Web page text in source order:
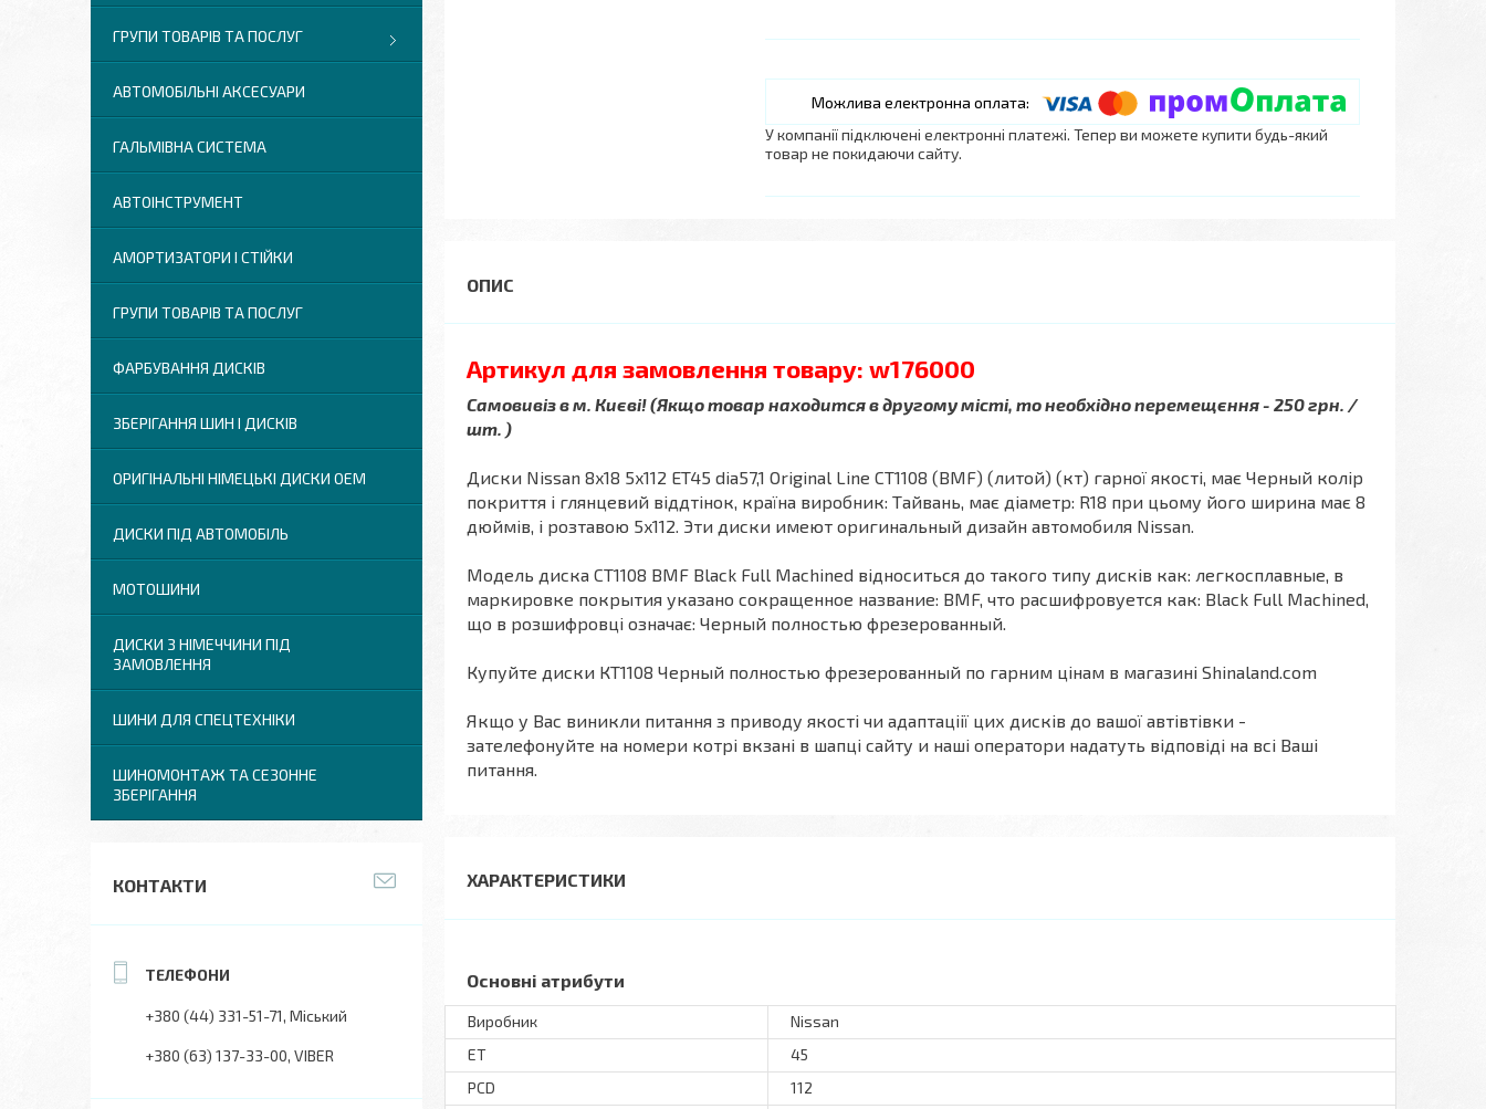
У компанії підключені електронні платежі. Тепер ви можете купити будь-який
товар не покидаючи сайту.
Артикул для замовлення товару: w176000
Самовивіз в м. Києві! (Якщо товар находится в другому місті, то необхідно перемещєння - 250 грн. /
шт. )
Диски Nissan 8x18 5x112 ET45 dia57,1 Original Line CT1108 (BMF) (литой) (кт) гарної якості, має Черный колір
покриття і глянцевий віддтінок, країна виробник: Тайвань, має діаметр: R18 при цьому його ширина має 8
дюймів, і розтавою 5x112. Эти диски имеют оригинальный дизайн автомобиля Nissan.
Модель диска CT1108 BMF Black Full Machined відноситься до такого типу дисків как: легкосплавные, в
маркировке покрытия указано сокращенное название: BMF, что расшифровуется как: Black Full Machined,
що в розшифровці означає: Черный полностью фрезерованный.
Купуйте диски КТ1108 Черный полностью фрезерованный по гарним цінам в магазині Shinaland.com
Якщо у Вас виникли питання з приводу якості чи адаптаціії цих дисків до вашої автівтівки -
зателефонуйте на номери котрі вкзані в шапці сайту и наші оператори надатуть відповіді на всі Ваші
питання.
ХАРАКТЕРИСТИКИ
Основні атрибути
Виробник
Nissan
ET
45
PCD
112
ГРУПИ ТОВАРІВ ТА ПОСЛУГ
АВТОМОБІЛЬНІ АКСЕСУАРИ
ГАЛЬМІВНА СИСТЕМА
АВТОІНСТРУМЕНТ
АМОРТИЗАТОРИ І СТІЙКИ
ГРУПИ ТОВАРІВ ТА ПОСЛУГ
ФАРБУВАННЯ ДИСКІВ
ЗБЕРІГАННЯ ШИН І ДИСКІВ
ОРИГІНАЛЬНІ НІМЕЦЬКІ ДИСКИ OEM
ДИСКИ ПІД АВТОМОБІЛЬ
МОТОШИНИ
ДИСКИ З НІМЕЧЧИНИ ПІД
ЗАМОВЛЕННЯ
ШИНИ ДЛЯ СПЕЦТЕХНІКИ
ШИНОМОНТАЖ ТА СЕЗОННЕ
ЗБЕРІГАННЯ
КОНТАКТИ
+380 (44) 331-51-71 Міський
+380 (63) 137-33-00 VIBER